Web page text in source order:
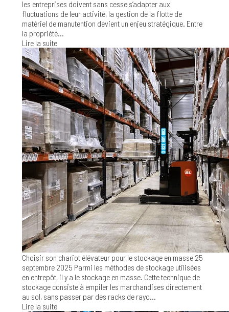
les entreprises doivent sans cesse s’adapter aux
fluctuations de leur activité, la gestion de la flotte de
matériel de manutention devient un enjeu stratégique. Entre
la propriété...
Lire la suite
Choisir son chariot élévateur pour le stockage en masse 25
septembre 2025 Parmi les méthodes de stockage utilisées
en entrepôt, il y a le stockage en masse. Cette technique de
stockage consiste à empiler les marchandises directement
au sol, sans passer par des racks de rayo...
Lire la suite